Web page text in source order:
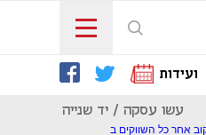
ועידות
עשו עסקה / יד שנייה